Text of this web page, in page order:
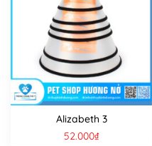
Alizabeth 3
52.000₫